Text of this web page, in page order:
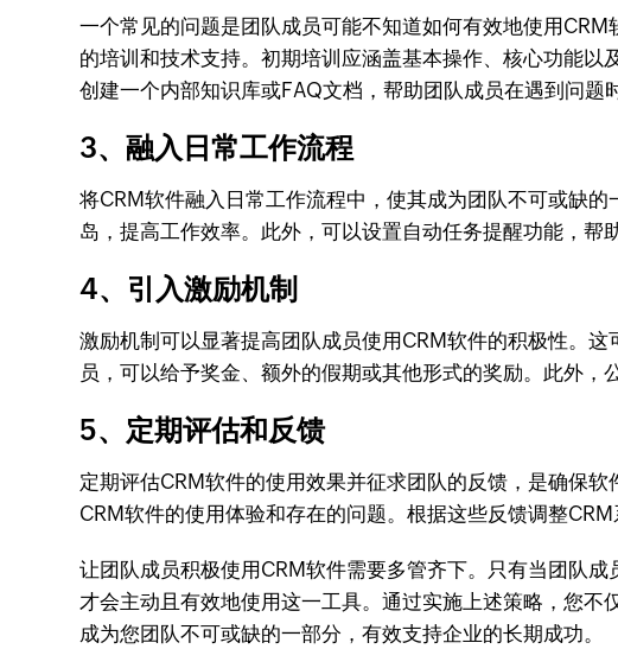
一个常见的问题是团队成员可能不知道如何有效地使用
的培训和技术支持。初期培训应涵盖基本操作、核心功能以
创建一个内部知识库或FAQ文档，帮助团队成员在遇到问题
3、融入日常工作流程
将CRM软件融入日常工作流程中，使其成为团队不可或缺
岛，提高工作效率。此外，可以设置自动任务提醒功能，帮
4、引入激励机制
激励机制可以显著提高团队成员使用CRM软件的积极性。
员，可以给予奖金、额外的假期或其他形式的奖励。此外，
5、定期评估和反馈
定期评估CRM软件的使用效果并征求团队的反馈，是确保
CRM软件的使用体验和存在的问题。根据这些反馈调整
让团队成员积极使用CRM软件需要多管齐下。只有当团队
才会主动且有效地使用这一工具。通过实施上述策略，您
成为您团队不可或缺的一部分，有效支持企业的长期成功。